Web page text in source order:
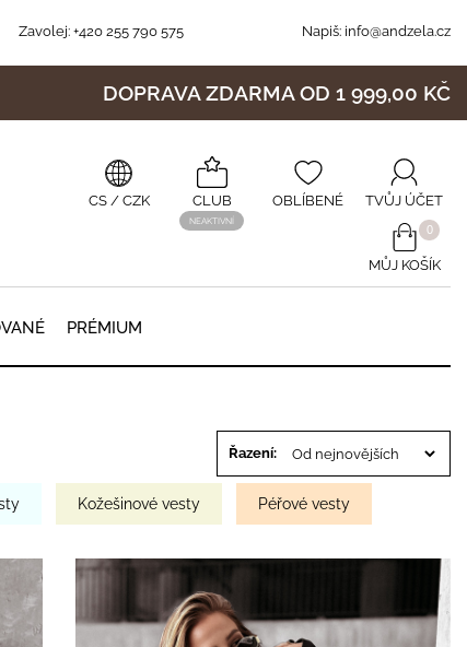
Zavolej:+420 255 790 575 Napiš: info@andzela.cz
DOPRAVA ZDARMA OD 1 999,00 KČ
CS/ CZK CLUB
NEAKTIVNÍ
OBLÍBENÉ TVŮJ ÚČET
0
MŮJ KOŠÍK
PRÉMIUM
Kožešinové vesty Péřové vesty
Řazení: